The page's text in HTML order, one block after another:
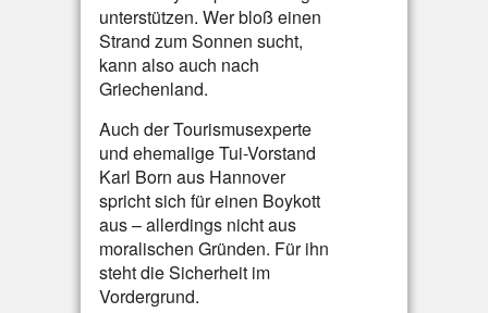
unterstützen. Wer bloß einen
Strand zum Sonnen sucht,
kann also auch nach
Griechenland.
Auch der Tourismusexperte
und ehemalige Tui-Vorstand
Karl Born aus Hannover
spricht sich für einen Boykott
aus – allerdings nicht aus
moralischen Gründen. Für ihn
steht die Sicherheit im
Vordergrund.